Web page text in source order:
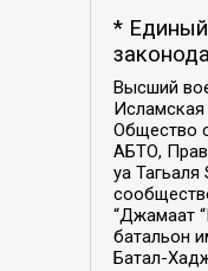
* Единый
Высший
Исламская
Общество
АБТО,
уа
“Джамаат
батальон
Батал-